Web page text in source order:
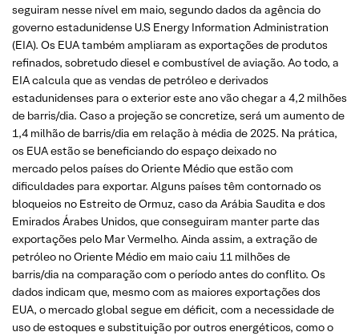
seguiram nesse nível em maio, segundo dados da agência do
governo estadunidense U.S Energy Information Administration
(EIA). Os EUA também ampliaram as exportações de produtos
refinados, sobretudo diesel e combustível de aviação. Ao todo, a
EIA calcula que as vendas de petróleo e derivados
estadunidenses para o exterior este ano vão chegar a 4,2 milhões
de barris/dia. Caso a projeção se concretize, será um aumento de
1,4 milhão de barris/dia em relação à média de 2025. Na prática,
os EUA estão se beneficiando do espaço deixado no
mercado pelos países do Oriente Médio que estão com
dificuldades para exportar. Alguns países têm contornado os
bloqueios no Estreito de Ormuz, caso da Arábia Saudita e dos
Emirados Árabes Unidos, que conseguiram manter parte das
exportações pelo Mar Vermelho. Ainda assim, a extração de
petróleo no Oriente Médio em maio caiu 11 milhões de
barris/dia na comparação com o período antes do conflito. Os
dados indicam que, mesmo com as maiores exportações dos
EUA, o mercado global segue em déficit, com a necessidade de
uso de estoques e substituição por outros energéticos, como o